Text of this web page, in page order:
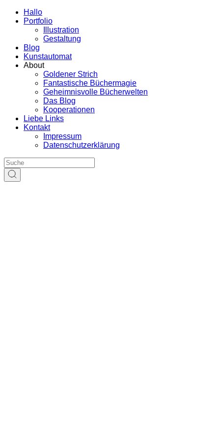
Hallo
Portfolio
Illustration
Gestaltung
Blog
Kunstautomat
About
Goldener Strich
Fantastische Büchermagie
Geheimnisvolle Bücherwelten
Das Blog
Kooperationen
Liebe Links
Kontakt
Impressum
Datenschutzerklärung